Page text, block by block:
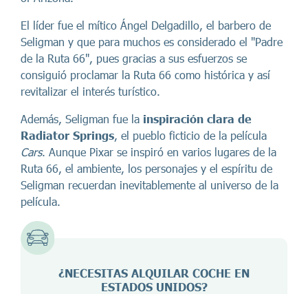
El líder fue el mítico Ángel Delgadillo, el barbero de
Seligman y que para muchos es considerado el "Padre
de la Ruta 66", pues gracias a sus esfuerzos se
consiguió proclamar la Ruta 66 como histórica y así
revitalizar el interés turístico.
Además, Seligman fue la inspiración clara de
Radiator Springs, el pueblo ficticio de la película
Cars. Aunque Pixar se inspiró en varios lugares de la
Ruta 66, el ambiente, los personajes y el espíritu de
Seligman recuerdan inevitablemente al universo de la
película.
¿NECESITAS ALQUILAR COCHE EN
ESTADOS UNIDOS?